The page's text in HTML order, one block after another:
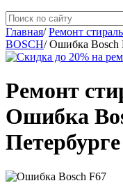
Главная/Ремонт
BOSCH/Ошибка Bosch
Ремонт
Ошибка
Петербурге